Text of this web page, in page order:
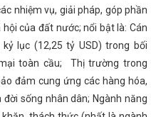
đặc trưng của Hà Tĩnh
HỘI NGHỊ TRỰC TUYẾN
TRIỂN SẢN XUẤT
nhiệm vụ trọng tâm Quý
đô tại Hội chợ Mùa thu
3, tổng vốn gần 447
tế tuần hoàn, sản xuất
xanh của Liên minh
nhiệm vụ, giải pháp, góp phần
của đất nước; nổi bật là: Cán
lục (12,25 tỷ USD) trong bối
toàn cầu; Thị trường trong
đảm cung ứng các hàng hóa,
sống nhân dân; Ngành năng